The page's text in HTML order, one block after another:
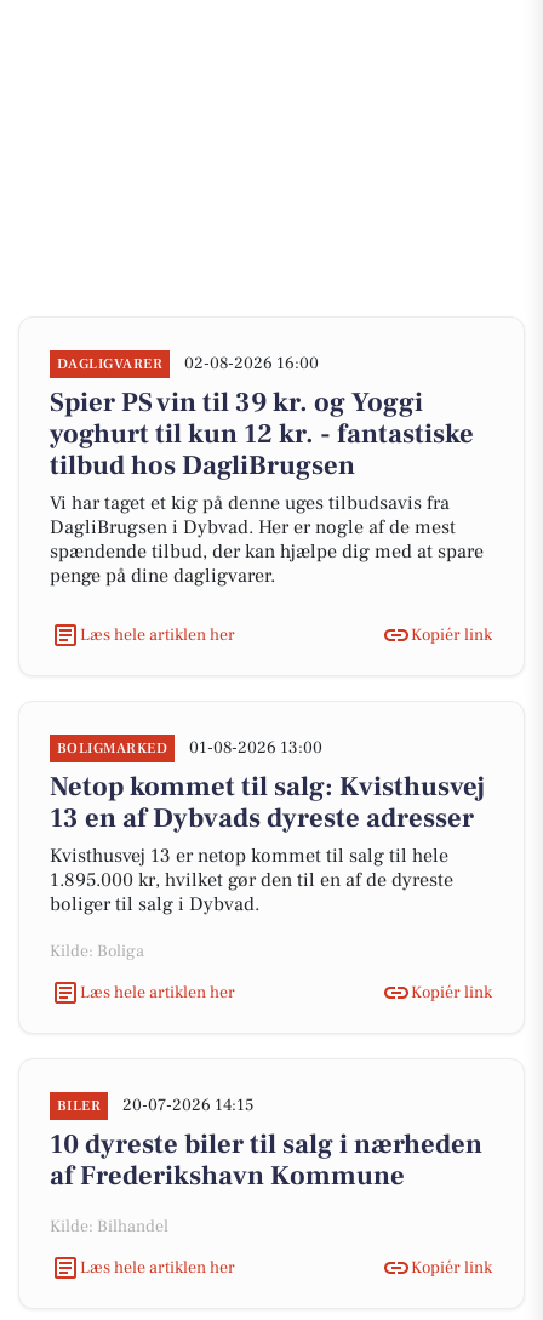
DAGLIGVARER 02-08-2026 16:00
Spier PS vin til 39 kr. og Yoggi
yoghurt til kun 12 kr. - fantastiske
tilbud hos DagliBrugsen
Vi har taget et kig på denne uges tilbudsavis fra
DagliBrugsen i Dybvad. Her er nogle af de mest
spændende tilbud, der kan hjælpe dig med at spare
penge på dine dagligvarer.
Læs hele artiklen her Kopiér link
BOLIGMARKED 01-08-2026 13:00
Netop kommet til salg: Kvisthusvej
13 en af Dybvads dyreste adresser
Kvisthusvej 13 er netop kommet til salg til hele
1.895.000 kr, hvilket gør den til en af de dyreste
boliger til salg i Dybvad.
Kilde: Boliga
Læs hele artiklen her
Kopiér link
BILER 20-07-2026 14:15
10 dyreste biler til salg i nærheden
af Frederikshavn Kommune
Kilde: Bilhandel
Læs hele artiklen her
Kopiér link